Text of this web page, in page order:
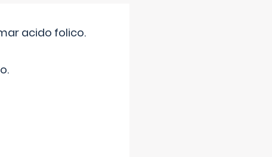
acido folico.